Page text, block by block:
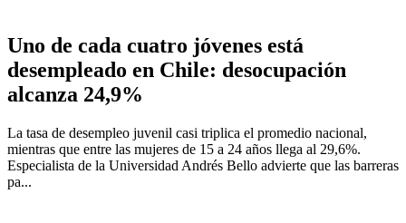
Uno de cada cuatro jóvenes está
desempleado en Chile: desocupación
alcanza 24,9%
La tasa de desempleo juvenil casi triplica el promedio nacional,
mientras que entre las mujeres de 15 a 24 años llega al 29,6%.
Especialista de la Universidad Andrés Bello advierte que las barreras
pa...